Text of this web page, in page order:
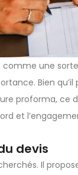
comme une
Bien
proforma, ce
et
devis
Il